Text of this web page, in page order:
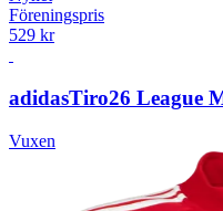
Föreningspris
529 kr
adidasTiro26 League
Vuxen